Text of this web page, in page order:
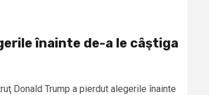
înainte de-a le câştiga
Donald Trump a pierdut alegerile înainte